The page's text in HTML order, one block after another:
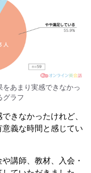
をあまり実感できなかっ
グラフ
きなかったけれど、
義な時間と感じてい
講師、教材、入会・